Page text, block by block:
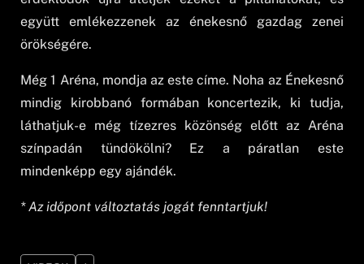
együtt emlékezzenek az énekesnő gazdag zenei
örökségére.
Még 1 Aréna, mondja az este címe. Noha az Énekesnő
mindig kirobbanó formában koncertezik, ki tudja,
láthatjuk-e még tízezres közönség előtt az Aréna
színpadán tündökölni? Ez a páratlan este
mindenképp egy ajándék.
* Az időpont változtatás jogát fenntartjuk!